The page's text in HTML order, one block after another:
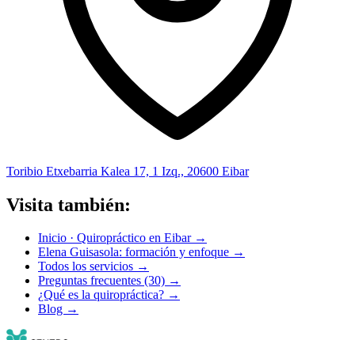
Toribio Etxebarria Kalea 17, 1 Izq., 20600 Eibar
Visita también:
Inicio · Quiropráctico en Eibar →
Elena Guisasola: formación y enfoque →
Todos los servicios →
Preguntas frecuentes (30) →
¿Qué es la quiropráctica? →
Blog →